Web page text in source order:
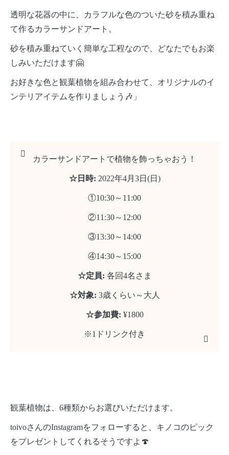
透明な花器の中に、カラフルな色のついた砂を積み重ね
て作るカラーサンドアート。
砂を積み重ねていく簡単な工程なので、どなたでもお楽
しみいただけます🤗
お好きな色と観葉植物を組み合わせて、オリジナルのイ
ンテリアイテムを作りましょう🎶」
カラーサンドアートで植物を飾っちゃおう！
☆日時: 2022年4月3日(日)
①10:30～11:00
②11:30～12:00
③13:30～14:00
④14:30～15:00
☆定員: 各回4名さま
☆対象: 3歳くらい～大人
☆参加費: ¥1800
※1ドリンク付き
観葉植物は、6種類からお選びいただけます。
toivoさんのInstagramをフォローすると、キノコのピック
をプレゼントしてくれるそうですよ🍄